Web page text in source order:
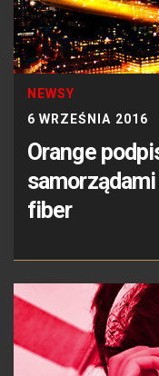
NEWSY
6 WRZEŚNIA 2016
Orange
fiber